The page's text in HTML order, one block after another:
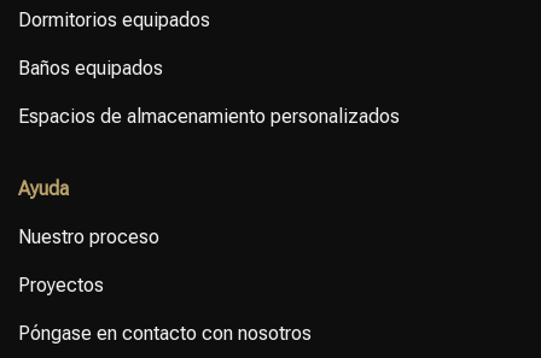
Dormitorios equipados
Baños equipados
Espacios de almacenamiento personalizados
Ayuda
Nuestro proceso
Proyectos
Póngase en contacto con nosotros